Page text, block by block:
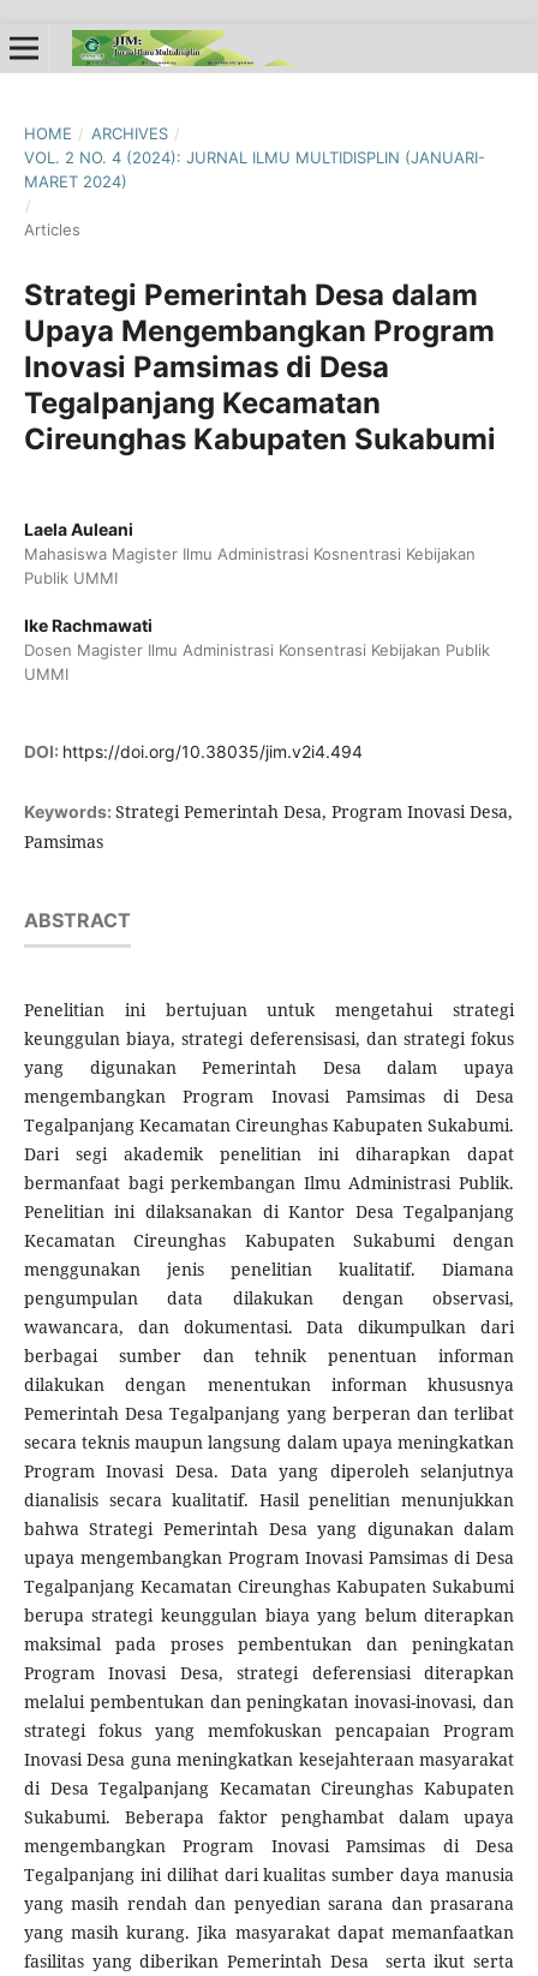
HOME / ARCHIVES /
VOL. 2 NO. 4 (2024): JURNAL ILMU MULTIDISPLIN (JANUARI-
MARET 2024)
/
Articles
Strategi Pemerintah Desa dalam
Upaya Mengembangkan Program
Inovasi Pamsimas di Desa
Tegalpanjang Kecamatan
Cireunghas Kabupaten Sukabumi
Laela Auleani
Mahasiswa Magister Ilmu Administrasi Kosnentrasi Kebijakan
Publik UMMI
Ike Rachmawati
Dosen Magister Ilmu Administrasi Konsentrasi Kebijakan Publik
UMMI
DOI: https://doi.org/10.38035/jim.v2i4.494
Keywords: Strategi Pemerintah Desa, Program Inovasi Desa,
Pamsimas
ABSTRACT
Penelitian ini bertujuan untuk mengetahui strategi
keunggulan biaya, strategi deferensisasi, dan strategi fokus
yang digunakan Pemerintah Desa dalam upaya
mengembangkan Program Inovasi Pamsimas di Desa
Tegalpanjang Kecamatan Cireunghas Kabupaten Sukabumi.
Dari segi akademik penelitian ini diharapkan dapat
bermanfaat bagi perkembangan Ilmu Administrasi Publik.
Penelitian ini dilaksanakan di Kantor Desa Tegalpanjang
Kecamatan Cireunghas Kabupaten Sukabumi dengan
menggunakan jenis penelitian kualitatif. Diamana
pengumpulan data dilakukan dengan observasi,
wawancara, dan dokumentasi. Data dikumpulkan dari
berbagai sumber dan tehnik penentuan informan
dilakukan dengan menentukan informan khususnya
Pemerintah Desa Tegalpanjang yang berperan dan terlibat
secara teknis maupun langsung dalam upaya meningkatkan
Program Inovasi Desa. Data yang diperoleh selanjutnya
dianalisis secara kualitatif. Hasil penelitian menunjukkan
bahwa Strategi Pemerintah Desa yang digunakan dalam
upaya mengembangkan Program Inovasi Pamsimas di Desa
Tegalpanjang Kecamatan Cireunghas Kabupaten Sukabumi
berupa strategi keunggulan biaya yang belum diterapkan
maksimal pada proses pembentukan dan peningkatan
Program Inovasi Desa, strategi deferensiasi diterapkan
melalui pembentukan dan peningkatan inovasi-inovasi, dan
strategi fokus yang memfokuskan pencapaian Program
Inovasi Desa guna meningkatkan kesejahteraan masyarakat
di Desa Tegalpanjang Kecamatan Cireunghas Kabupaten
Sukabumi. Beberapa faktor penghambat dalam upaya
mengembangkan Program Inovasi Pamsimas di Desa
Tegalpanjang ini dilihat dari kualitas sumber daya manusia
yang masih rendah dan penyedian sarana dan prasarana
yang masih kurang. Jika masyarakat dapat memanfaatkan
fasilitas yang diberikan Pemerintah Desa serta ikut serta